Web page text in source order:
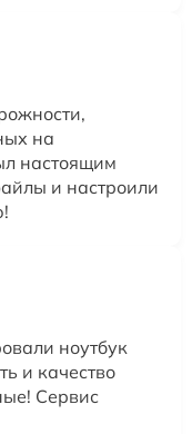
на
настоящим
и настроили
ноутбук
и качество
Сервис